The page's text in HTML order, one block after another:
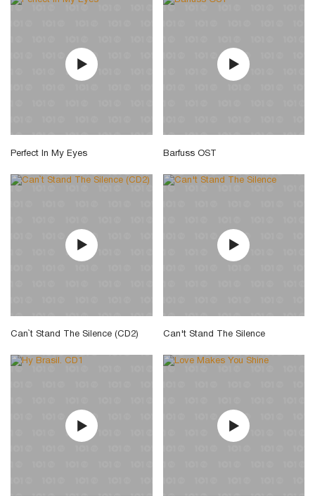
Perfect In My Eyes Barfuss OST
Can`t Stand The Silence (CD2) Can't Stand The Silence